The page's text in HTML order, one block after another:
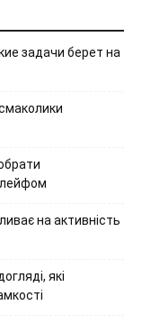
задачи берет на
на активність
які